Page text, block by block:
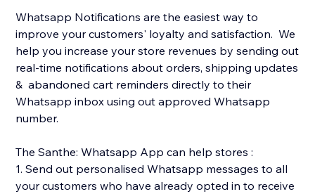
Whatsapp Notifications are the easiest way to
improve your customers' loyalty and satisfaction. We
help you increase your store revenues by sending out
real-time notifications about orders, shipping updates
& abandoned cart reminders directly to their
Whatsapp inbox using out approved Whatsapp
number.
The Santhe: Whatsapp App can help stores :
1. Send out personalised Whatsapp messages to all
your customers who have already opted in to receive